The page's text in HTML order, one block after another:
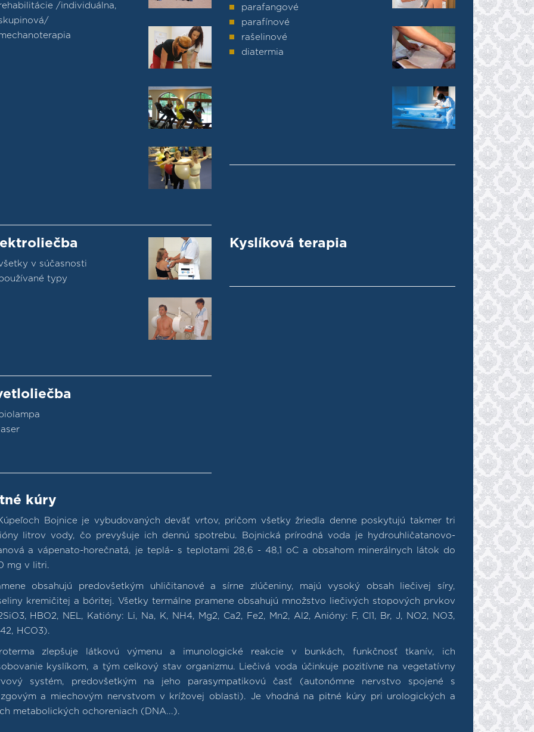
/individuálna,
parafangové
parafínové
rašelinové
diatermia
v súčasnosti
typy
Kyslíková terapia
kúry
Bojnice je vybudovaných deväť vrtov, pričom všetky žriedla denne poskytujú takmer tri
litrov vody, čo prevyšuje ich dennú spotrebu. Bojnická prírodná voda je hydrouhličatanovo-
a vápenato-horečnatá, je teplá- s teplotami 28,6 - 48,1 oC a obsahom minerálnych látok do
mg v litri.
obsahujú predovšetkým uhličitanové a sírne zlúčeniny, majú vysoký obsah liečivej síry,
kremičitej a bóritej. Všetky termálne pramene obsahujú množstvo liečivých stopových prvkov
HBO2, NEL, Katióny: Li, Na, K, NH4, Mg2, Ca2, Fe2, Mn2, Al2, Anióny: F, Cl1, Br, J, NO2, NO3,
HCO3).
zlepšuje látkovú výmenu a imunologické reakcie v bunkách, funkčnosť tkanív, ich
kyslíkom, a tým celkový stav organizmu. Liečivá voda účinkuje pozitívne na vegetatívny
systém, predovšetkým na jeho parasympatikovú časť (autonómne nervstvo spojené s
a miechovým nervstvom v krížovej oblasti). Je vhodná na pitné kúry pri urologických a
metabolických ochoreniach (DNA...).